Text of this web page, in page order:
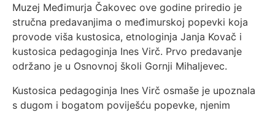
Muzej Međimurja Čakovec ove godine priredio je
stručna predavanjima o međimurskoj popevki koja
provode viša kustosica, etnologinja Janja Kovač i
kustosica pedagoginja Ines Virč. Prvo predavanje
održano je u Osnovnoj školi Gornji Mihaljevec.
Kustosica pedagoginja Ines Virč osmaše je upoznala
s dugom i bogatom poviješću popevke, njenim